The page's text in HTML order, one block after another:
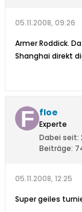
05.11.2008, 09:26
Armer Roddick.
Shanghai direkt
floe
Experte
Dabei seit:
Beiträge:
05.11.2008, 12:25
Super geiles